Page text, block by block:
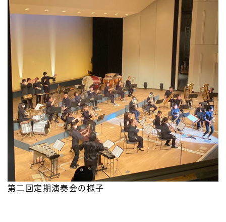
第二回定期演奏会の様子